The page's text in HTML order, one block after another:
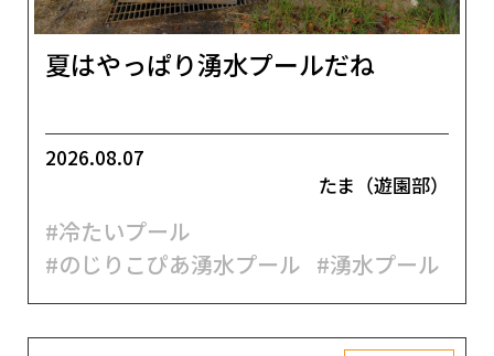
夏はやっぱり湧水プールだね
2026.08.07
たま（遊園部）
#冷たいプール
#のじりこぴあ湧水プール #湧水プール